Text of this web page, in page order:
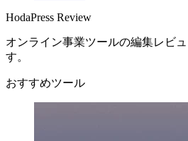
HodaPress Review
オンライン事業ツールの編集レビ
す。
おすすめツール